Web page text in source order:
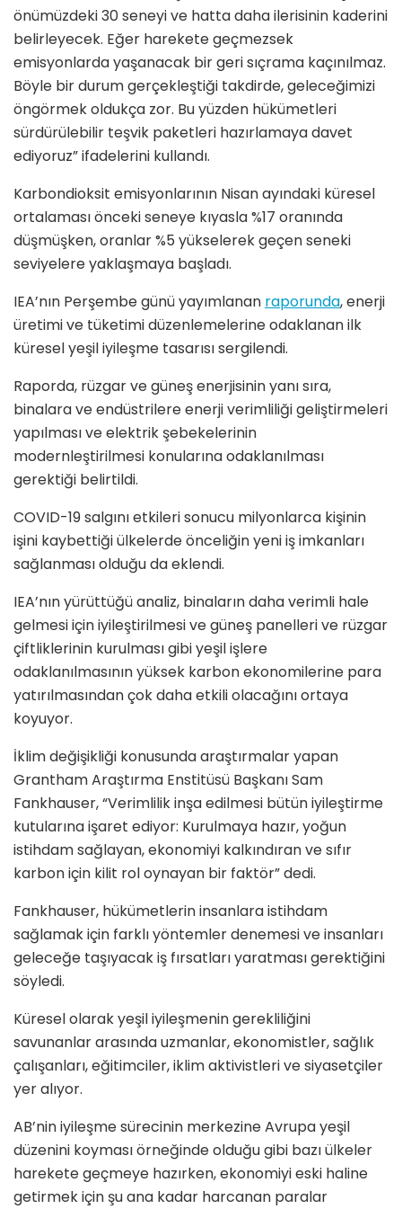
önümüzdeki 30 seneyi ve hatta daha ilerisinin kaderini
belirleyecek. Eğer harekete geçmezsek
emisyonlarda yaşanacak bir geri sıçrama kaçınılmaz.
Böyle bir durum gerçekleştiği takdirde, geleceğimizi
öngörmek oldukça zor. Bu yüzden hükümetleri
sürdürülebilir teşvik paketleri hazırlamaya davet
ediyoruz” ifadelerini kullandı.
Karbondioksit emisyonlarının Nisan ayındaki küresel
ortalaması önceki seneye kıyasla %17 oranında
düşmüşken, oranlar %5 yükselerek geçen seneki
seviyelere yaklaşmaya başladı.
IEA’nın Perşembe günü yayımlanan raporunda, enerji
üretimi ve tüketimi düzenlemelerine odaklanan ilk
küresel yeşil iyileşme tasarısı sergilendi.
Raporda, rüzgar ve güneş enerjisinin yanı sıra,
binalara ve endüstrilere enerji verimliliği geliştirmeleri
yapılması ve elektrik şebekelerinin
modernleştirilmesi konularına odaklanılması
gerektiği belirtildi.
COVID-19 salgını etkileri sonucu milyonlarca kişinin
işini kaybettiği ülkelerde önceliğin yeni iş imkanları
sağlanması olduğu da eklendi.
IEA’nın yürüttüğü analiz, binaların daha verimli hale
gelmesi için iyileştirilmesi ve güneş panelleri ve rüzgar
çiftliklerinin kurulması gibi yeşil işlere
odaklanılmasının yüksek karbon ekonomilerine para
yatırılmasından çok daha etkili olacağını ortaya
koyuyor.
İklim değişikliği konusunda araştırmalar yapan
Grantham Araştırma Enstitüsü Başkanı Sam
Fankhauser, “Verimlilik inşa edilmesi bütün iyileştirme
kutularına işaret ediyor: Kurulmaya hazır, yoğun
istihdam sağlayan, ekonomiyi kalkındıran ve sıfır
karbon için kilit rol oynayan bir faktör” dedi.
Fankhauser, hükümetlerin insanlara istihdam
sağlamak için farklı yöntemler denemesi ve insanları
geleceğe taşıyacak iş fırsatları yaratması gerektiğini
söyledi.
Küresel olarak yeşil iyileşmenin gerekliliğini
savunanlar arasında uzmanlar, ekonomistler, sağlık
çalışanları, eğitimciler, iklim aktivistleri ve siyasetçiler
yer alıyor.
AB’nin iyileşme sürecinin merkezine Avrupa yeşil
düzenini koyması örneğinde olduğu gibi bazı ülkeler
harekete geçmeye hazırken, ekonomiyi eski haline
getirmek için şu ana kadar harcanan paralar